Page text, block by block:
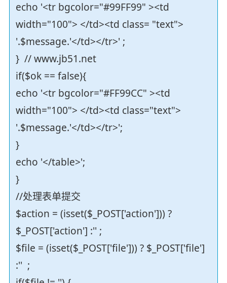
echo '<tr bgcolor="#99FF99" ><td
width="100"> </td><td class= "text">
'.$message.'</td></tr>' ;
} // www.jb51.net
if($ok == false){
echo '<tr bgcolor="#FF99CC" ><td
width="100"> </td><td class="text">
'.$message.'</td></tr>';
}
echo '</table>';
}
//处理表单提交
$action = (isset($_POST['action'])) ?
$_POST['action'] :'' ;
$file = (isset($_POST['file'])) ? $_POST['file']
:'' ;